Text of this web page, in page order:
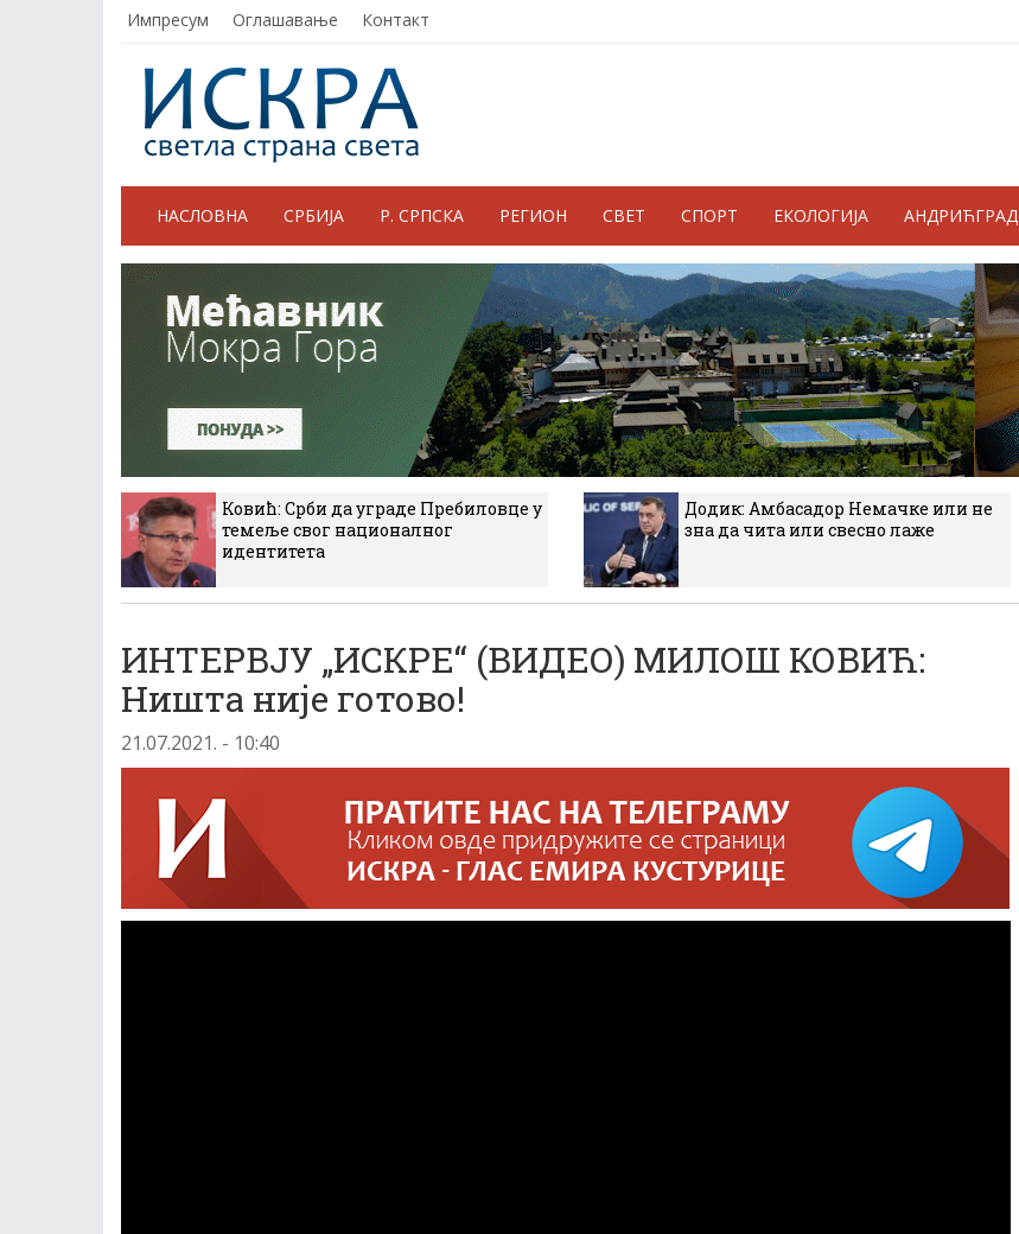
Импресум Оглашавање Контакт
НАСЛОВНА СРБИЈА Р. СРПСКА РЕГИОН СВЕТ СПОРТ ЕКОЛОГИЈА АНДРИЋГРАД
Ковић: Срби да уграде Пребиловце у
темеље свог националног
идентитета
Додик: Амбасадор Немачке или не
зна да чита или свесно лаже
ИНТЕРВЈУ „ИСКРЕ“ (ВИДЕО) МИЛОШ КОВИЋ:
Ништа није готово!
21.07.2021. - 10:40